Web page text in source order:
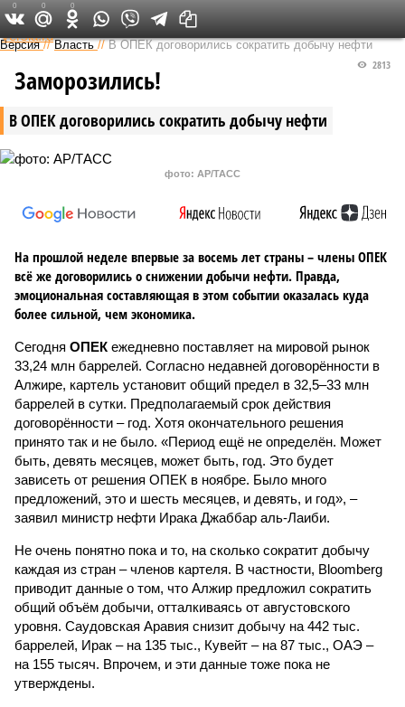
Федеральный выпуск
Версия //Власть //В ОПЕК договорились сократить добычу нефти
В ОПЕК договорились сократить добычу нефти
2813
Заморозились!
фото: AP/ТАСС
На прошлой неделе впервые за восемь лет страны – члены ОПЕК
всё же договорились о снижении добычи нефти. Правда,
эмоциональная составляющая в этом событии оказалась куда
более сильной, чем экономика.
Сегодня ОПЕК ежедневно поставляет на мировой рынок
33,24 млн баррелей. Согласно недавней договорённости в
Алжире, картель установит общий предел в 32,5–33 млн
баррелей в сутки. Предполагаемый срок действия
договорённости – год. Хотя окончательного решения
принято так и не было. «Период ещё не определён. Может
быть, девять месяцев, может быть, год. Это будет
зависеть от решения ОПЕК в ноябре. Было много
предложений, это и шесть месяцев, и девять, и год», –
заявил министр нефти Ирака Джаббар аль-Лаиби.
Не очень понятно пока и то, на сколько сократит добычу
каждая из стран – членов картеля. В частности, Bloomberg
приводит данные о том, что Алжир предложил сократить
общий объём добычи, отталкиваясь от августовского
уровня. Саудовская Аравия снизит добычу на 442 тыс.
баррелей, Ирак – на 135 тыс., Кувейт – на 87 тыс., ОАЭ –
на 155 тысяч. Впрочем, и эти данные тоже пока не
утверждены.
0 0 0